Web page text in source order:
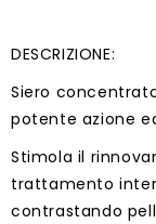
DESCRIZIONE:
Siero
potente azione
Stimola il
trattamento
contrastando